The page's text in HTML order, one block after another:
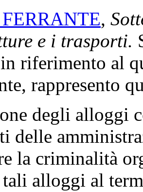
,
e i trasporti.
riferimento al
rappresento
degli alloggi
delle
la criminalità
alloggi al